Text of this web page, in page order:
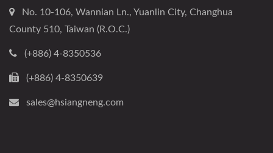
No. 10-106, Wannian Ln., Yuanlin City, Changhua
County 510, Taiwan (R.O.C.)
(+886) 4-8350536
(+886) 4-8350639
sales@hsiangneng.com